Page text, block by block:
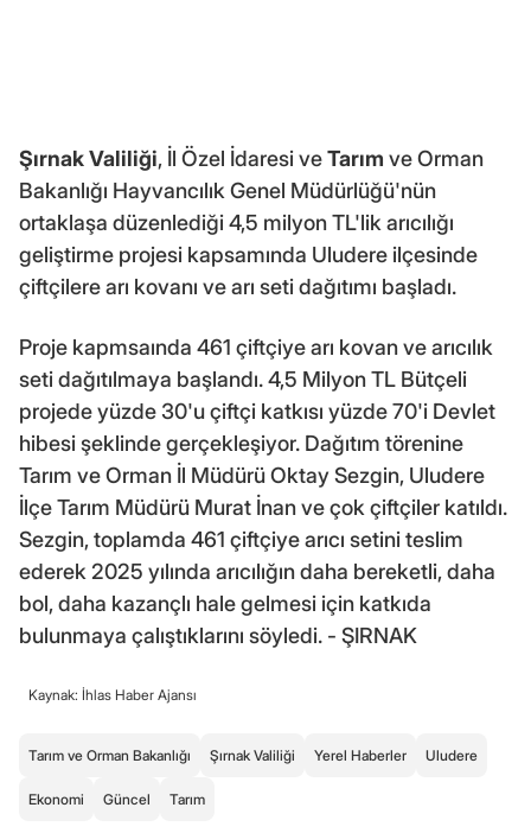
Şırnak Valiliği, İl Özel İdaresi veTarım ve Orman
Bakanlığı Hayvancılık Genel Müdürlüğü'nün
ortaklaşa düzenlediği 4,5 milyon TL'lik arıcılığı
geliştirme projesi kapsamında Uludere ilçesinde
çiftçilere arı kovanı ve arı seti dağıtımı başladı.
Proje kapmsaında 461 çiftçiye arı kovan ve arıcılık
seti dağıtılmaya başlandı. 4,5 Milyon TL Bütçeli
projede yüzde 30'u çiftçi katkısı yüzde 70'i Devlet
hibesi şeklinde gerçekleşiyor. Dağıtım törenine
Tarım ve Orman İl Müdürü Oktay Sezgin, Uludere
İlçe Tarım Müdürü Murat İnan ve çok çiftçiler katıldı.
Sezgin, toplamda 461 çiftçiye arıcı setini teslim
ederek 2025 yılında arıcılığın daha bereketli, daha
bol, daha kazançlı hale gelmesi için katkıda
bulunmaya çalıştıklarını söyledi. - ŞIRNAK
Kaynak: İhlas Haber Ajansı
Tarım ve Orman Bakanlığı Şırnak Valiliği Yerel Haberler Uludere
Ekonomi Güncel Tarım